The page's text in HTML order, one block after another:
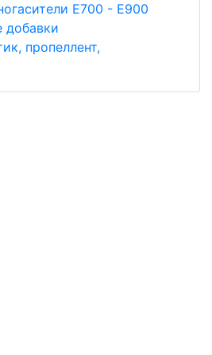
Е700 - Е900
добавки
пропеллент,